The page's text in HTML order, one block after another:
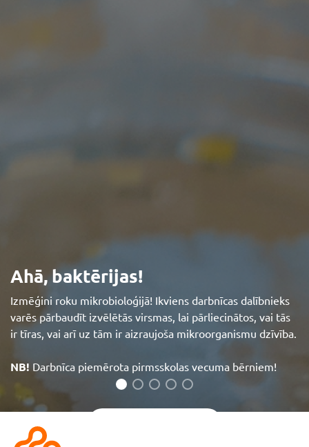
Ahā, baktērijas!
Izmēģini roku mikrobioloģijā! Ikviens darbnīcas dalībnieks
varēs pārbaudīt izvēlētās virsmas, lai pārliecinātos, vai tās
ir tīras, vai arī uz tām ir aizraujoša mikroorganismu dzīvība.
NB! Darbnīca piemērota pirmsskolas vecuma bērniem!